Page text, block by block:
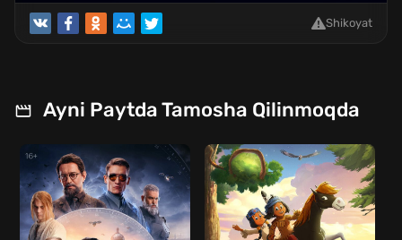
Shikoyat
Ayni Paytda Tamosha Qilinmoqda